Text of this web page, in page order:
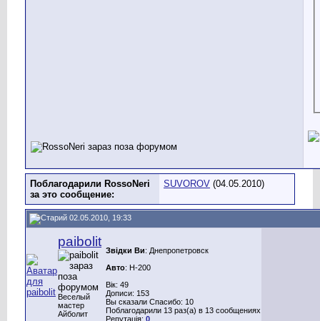
Поблагодарили RossoNeri
за это сообщение:
SUVOROV (04.05.2010)
02.05.2010, 19:33
paibolit
Веселый
мастер
Айболит
Звідки Ви: Днепропетровск
Авто: H-200
Вік: 49
Дописи: 153
Вы сказали Спасибо: 10
Поблагодарили 13 раз(а) в 13 сообщениях
Репутація: 0